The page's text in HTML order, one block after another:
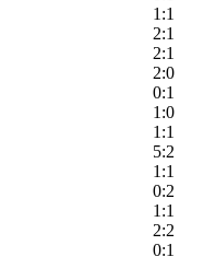
1:1
2:1
2:1
2:0
0:1
1:0
1:1
5:2
1:1
0:2
1:1
2:2
0:1